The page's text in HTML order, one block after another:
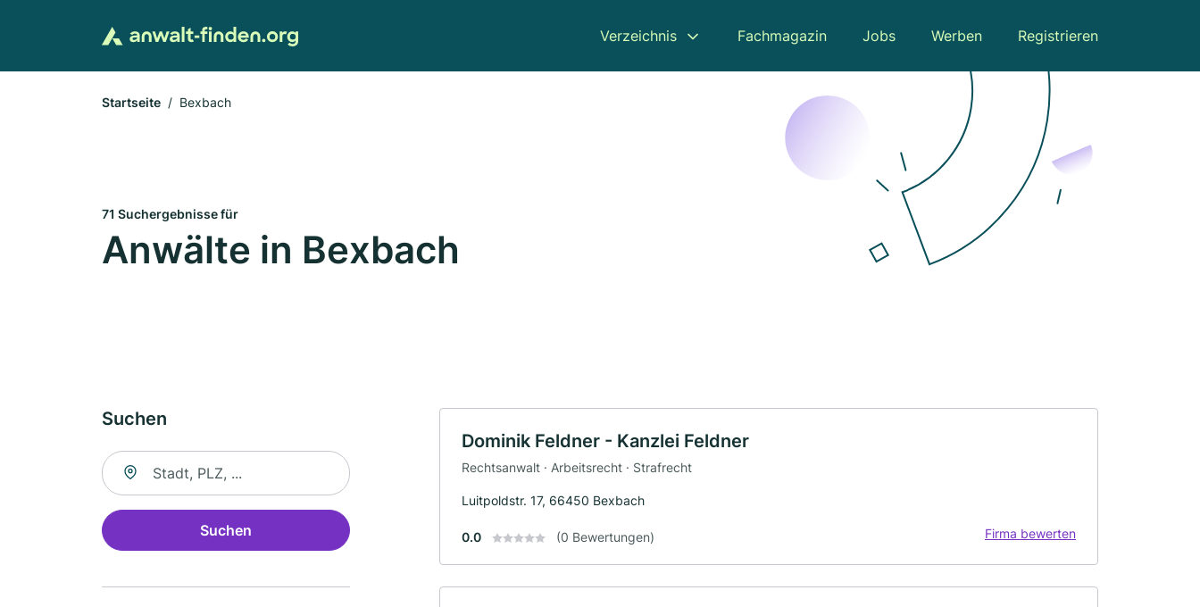
Verzeichnis Fachmagazin Jobs Werben Registrieren
Startseite Bexbach
71 Suchergebnisse für
Anwälte in Bexbach
Suchen
Suche nach Ort
Suchen
Dominik Feldner - Kanzlei Feldner
Rechtsanwalt · Arbeitsrecht · Strafrecht
Luitpoldstr. 17, 66450 Bexbach
0.0 (0 Bewertungen) Firma bewerten